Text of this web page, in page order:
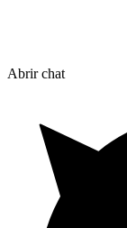
Abrir chat